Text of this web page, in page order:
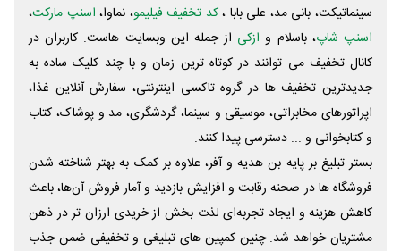
سینماتیکت، بانی مد، علی‌ بابا ،کد تخفیف فیلیمو، نماوا، اسنپ مارکت،
اسنپ شاپ، باسلام و ازکی از جمله این وبسایت ‌هاست. کاربران در
کانال تخفیف می توانند در کوتاه ترین زمان و با چند کلیک ساده به
جدیدترین تخفیف ها در گروه تاکسی اینترنتی، سفارش آنلاین غذا،
اپراتورهای مخابراتی، موسیقی و سینما، گردشگری، مد و پوشاک، کتاب
و کتابخوانی و ... دسترسی پیدا کنند.
بستر تبلیغ بر پایه بن هدیه و آفر، علاوه بر کمک به بهتر شناخته شدن
فروشگاه ها در صحنه رقابت و افزایش بازدید و آمار فروش آن‌ها، باعث
کاهش هزینه و ایجاد تجربه‌ای لذت بخش از خریدی ارزان تر در ذهن
مشتریان خواهد شد. چنین کمپین های تبلیغی و تخفیفی ضمن جذب